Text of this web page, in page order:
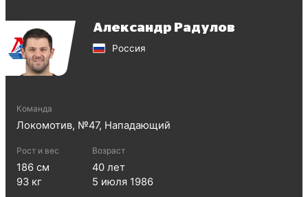
Александр Радулов
Россия
Команда
Локомотив, №47, Нападающий
Рост и вес
186 см
93 кг
Возраст
40 лет
5 июля 1986